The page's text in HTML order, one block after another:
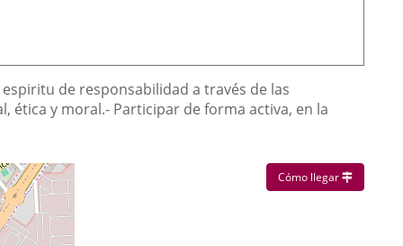
de responsabilidad a través de las
ética y moral.- Participar de forma activa, en la
Cómo llegar Enlace a